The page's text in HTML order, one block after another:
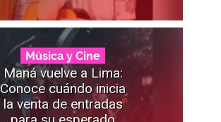
Música y Cine
Maná vuelve a Lima:
Conoce cuándo inicia
la venta de entradas